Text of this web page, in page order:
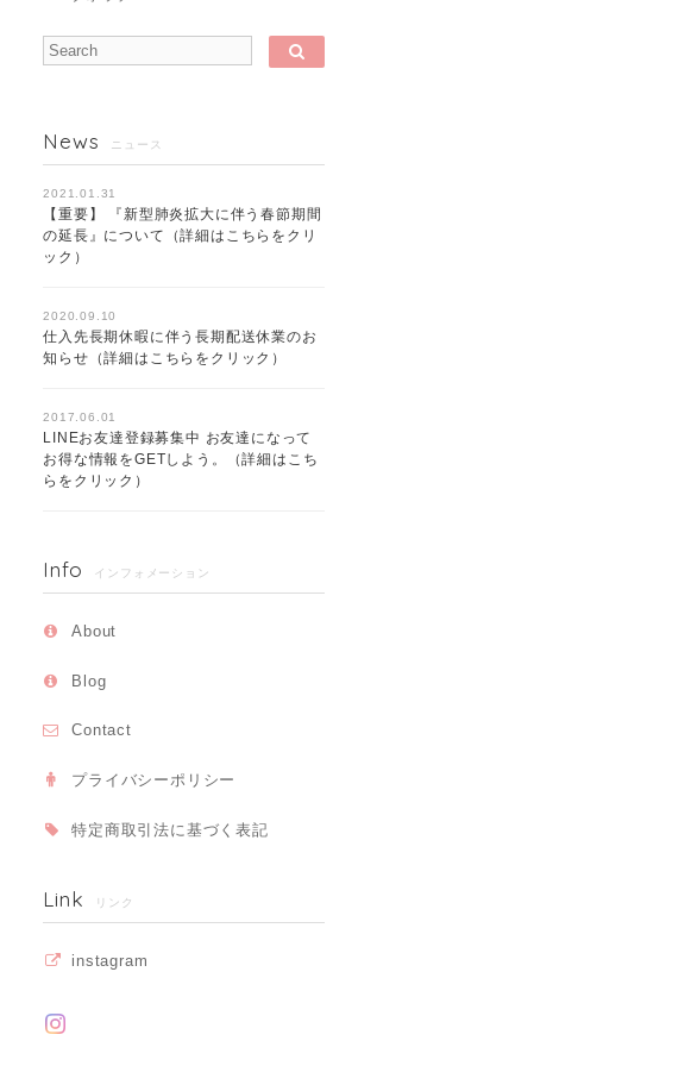
News ニュース
2021.01.31
【重要】 『新型肺炎拡大に伴う春節期間
の延長』について（詳細はこちらをクリ
ック）
2020.09.10
仕入先長期休暇に伴う長期配送休業のお
知らせ（詳細はこちらをクリック）
2017.06.01
LINEお友達登録募集中 お友達になって
お得な情報をGETしよう。（詳細はこち
らをクリック）
Info インフォメーション
About
Blog
Contact
プライバシーポリシー
特定商取引法に基づく表記
Link リンク
instagram